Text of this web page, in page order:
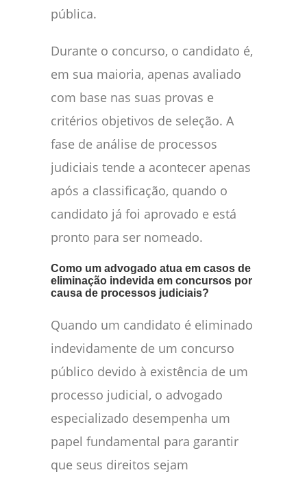
pública.
Durante o concurso, o candidato é,
em sua maioria, apenas avaliado
com base nas suas provas e
critérios objetivos de seleção. A
fase de análise de processos
judiciais tende a acontecer apenas
após a classificação, quando o
candidato já foi aprovado e está
pronto para ser nomeado.
Como um advogado atua em casos de
eliminação indevida em concursos por
causa de processos judiciais?
Quando um candidato é eliminado
indevidamente de um concurso
público devido à existência de um
processo judicial, o advogado
especializado desempenha um
papel fundamental para garantir
que seus direitos sejam